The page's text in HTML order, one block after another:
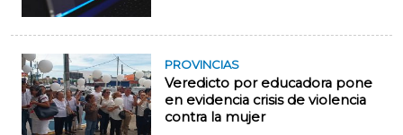
PROVINCIAS
Veredicto por educadora pone
en evidencia crisis de violencia
contra la mujer